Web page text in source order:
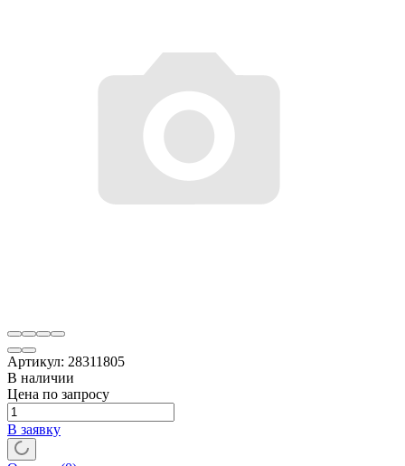
Артикул: 28311805
В наличии
Цена по запросу
В заявку